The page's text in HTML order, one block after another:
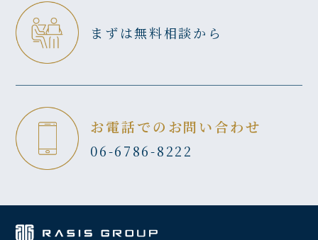
まずは無料相談から
お電話でのお問い合わせ
06-6786-8222